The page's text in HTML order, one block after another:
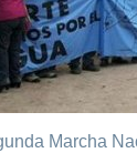
Marcha